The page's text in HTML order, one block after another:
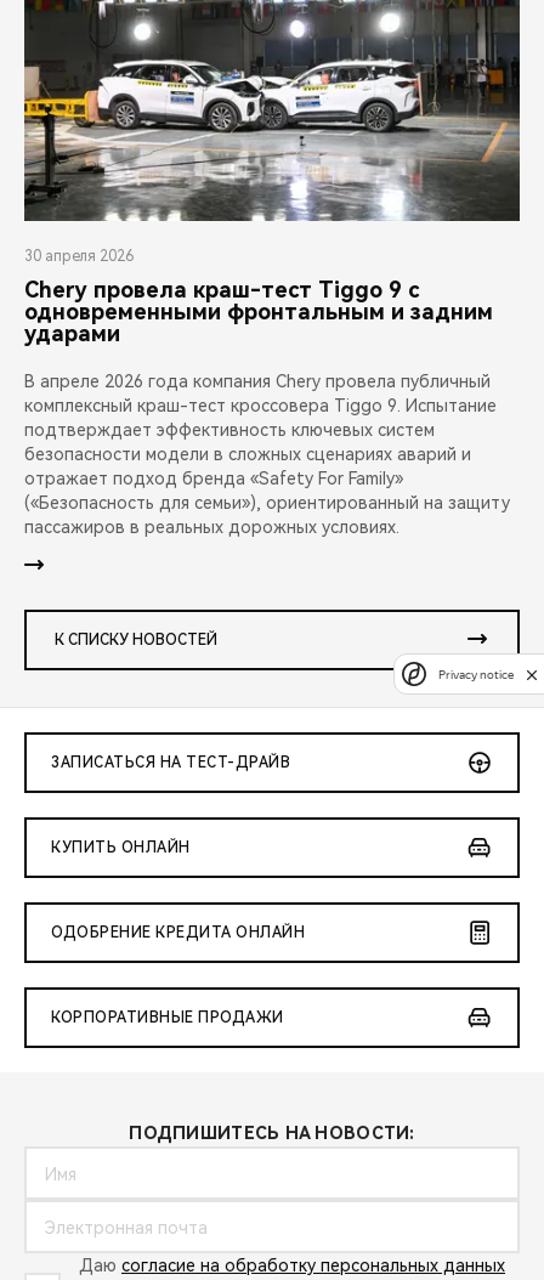
30 апреля 2026
Chery провела краш-тест Tiggo 9 с
одновременными фронтальным и задним
ударами
В апреле 2026 года компания Chery провела публичный
комплексный краш-тест кроссовера Tiggo 9. Испытание
подтверждает эффективность ключевых систем
безопасности модели в сложных сценариях аварий и
отражает подход бренда «Safety For Family»
(«Безопасность для семьи»), ориентированный на защиту
пассажиров в реальных дорожных условиях.
К СПИСКУ НОВОСТЕЙ
ЗАПИСАТЬСЯ НА ТЕСТ-ДРАЙВ
КУПИТЬ ОНЛАЙН
ОДОБРЕНИЕ КРЕДИТА ОНЛАЙН
КОРПОРАТИВНЫЕ ПРОДАЖИ
ПОДПИШИТЕСЬ НА НОВОСТИ:
Даю согласие на обработку персональных данных
Privacy notice